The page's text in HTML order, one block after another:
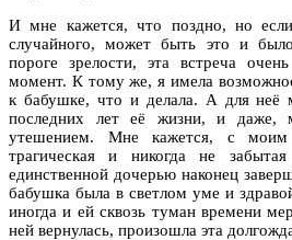
И мне кажется, что поздно, но
случайного, может быть это и
пороге зрелости, эта встреча
момент. К тому же, я имела
к бабушке, что и делала. А для
последних лет её жизни, и
утешением. Мне кажется, с моим
трагическая и никогда не
единственной дочерью наконец
бабушка была в светлом уме и
иногда и ей сквозь туман времени
ней вернулась, произошла эта